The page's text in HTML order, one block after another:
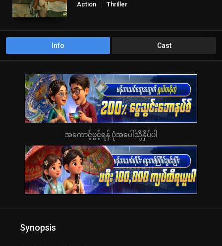
Action
Thriller
Info Cast
အကောင့်ဖွင့်ရန် ပုံအပေါ်သို့နှိပ်ပါ
Synopsis